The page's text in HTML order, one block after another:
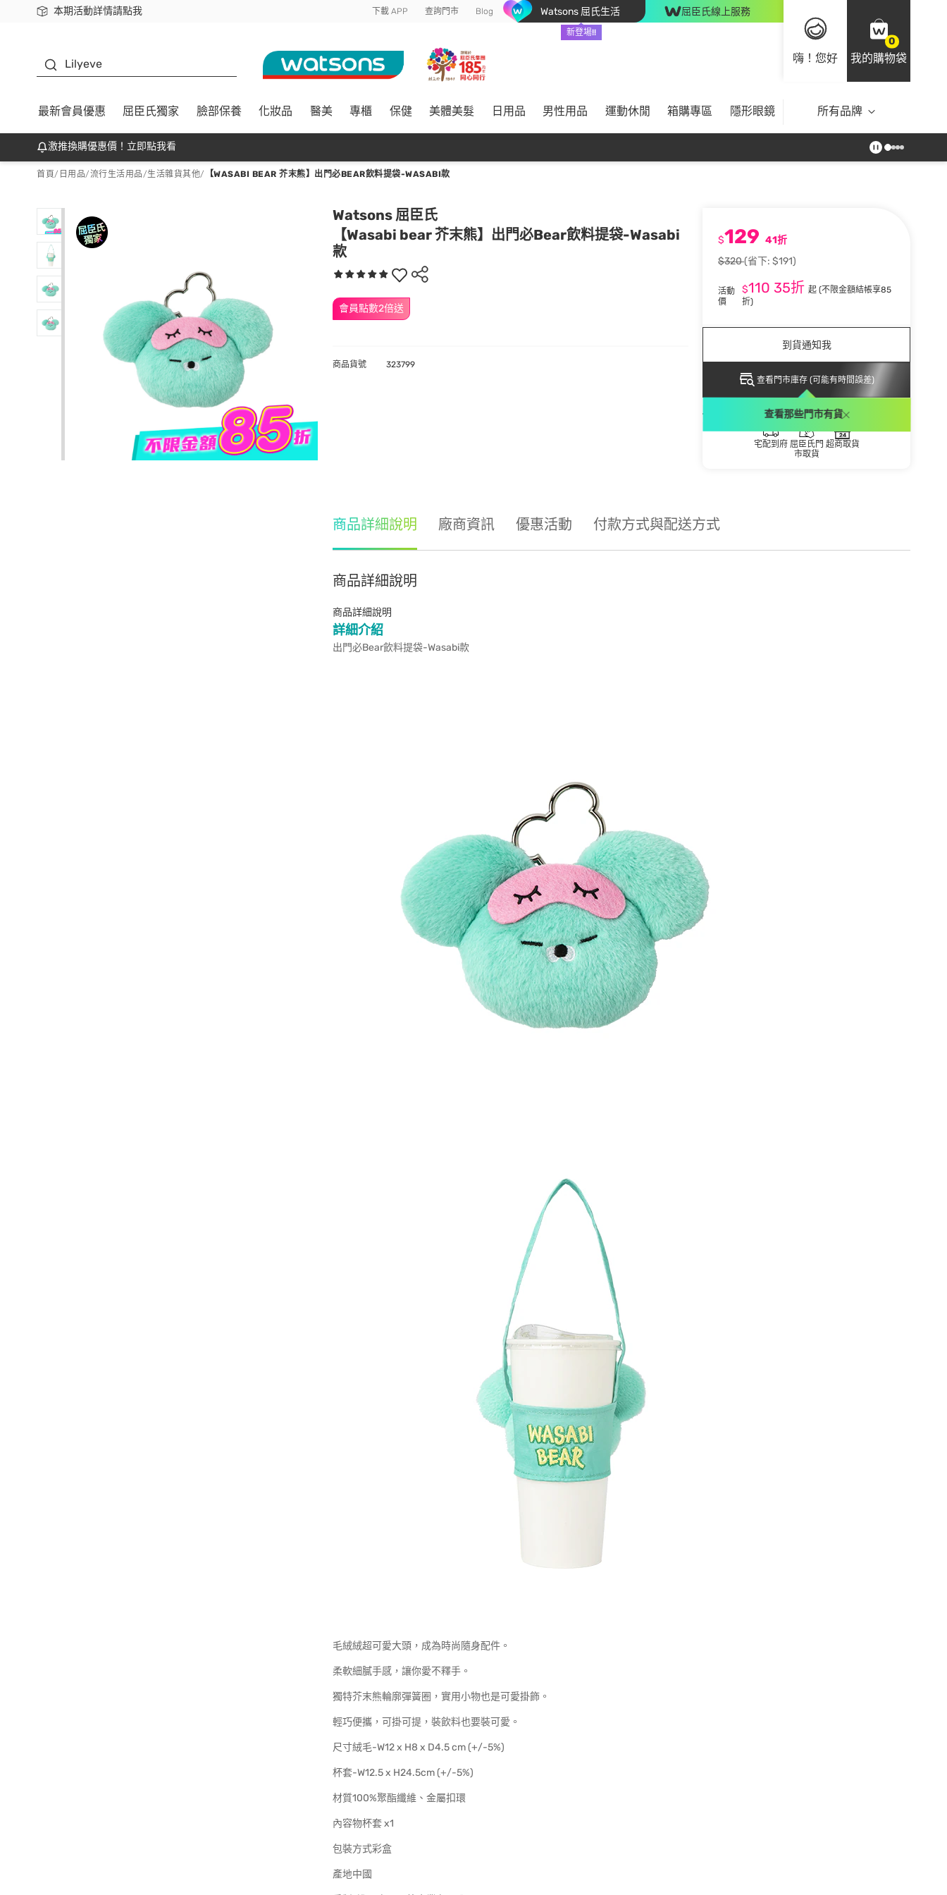
本期活動詳情請點我
下載app最高回饋$350 下載 APP 查詢門市 Blog Watsons 屈氏生活
新登場!!
屈臣氏線上服務
嗨！您好
0
我的購物袋
Lilyeve
最新會員優惠 屈臣氏獨家 臉部保養 化妝品 醫美 專櫃 保健 美體美髮 日用品 男性用品 運動休閒 箱購專區 隱形眼鏡 所有品牌
激推換購優惠價！立即點我看
首頁/ 日用品/流行生活用品/生活雜貨其他/ 【WASABI BEAR 芥末熊】出門必BEAR飲料提袋-WASABI款
Watsons 屈臣氏
【Wasabi bear 芥末熊】出門必Bear飲料提袋-Wasabi
款
會員點數2倍送
$129 41折
$320(省下: $191)
活動
價
$110 35折起(不限金額結帳享85
折)
到貨通知我
查看門市庫存 (可能有時間誤差)
查看那些門市有貨
配送方式
宅配到府 屈臣氏門
市取貨
超商取貨
商品貨號 323799
商品詳細說明 廠商資訊 優惠活動 付款方式與配送方式
商品詳細說明
商品詳細說明
詳細介紹
出門必Bear飲料提袋-Wasabi款
毛絨絨超可愛大頭，成為時尚隨身配件。
柔軟細膩手感，讓你愛不釋手。
獨特芥末熊輪廓彈簧圈，實用小物也是可愛掛飾。
輕巧便攜，可掛可提，裝飲料也要裝可愛。
尺寸絨毛-W12 x H8 x D4.5 cm (+/-5%)
杯套-W12.5 x H24.5cm (+/-5%)
材質100%聚酯纖維、金屬扣環
內容物杯套 x1
包裝方式彩盒
產地中國